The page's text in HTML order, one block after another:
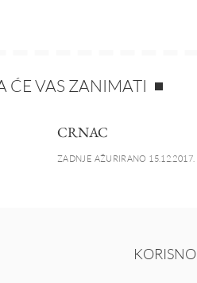
ĆE VAS ZANIMATI
CRNAC
ZADNJE AŽURIRANO 15.12.2017.
KORISNO